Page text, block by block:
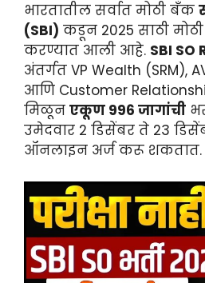
भारतातील सर्वात मोठी बँक
(SBI) कडून 2025 साठी
करण्यात आली आहे. SBI
अंतर्गत VP Wealth (SRM),
आणि Customer
मिळून एकूण 996 जागांची
उमेदवार 2 डिसेंबर ते 23
ऑनलाइन अर्ज करू शकतात.